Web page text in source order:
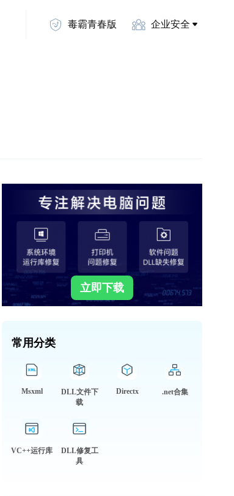
毒霸青春版 企业安全
立即下载
常用分类
Msxml
DLL文件下
载
Directx .net合集
VC++运行库
DLL修复工
具